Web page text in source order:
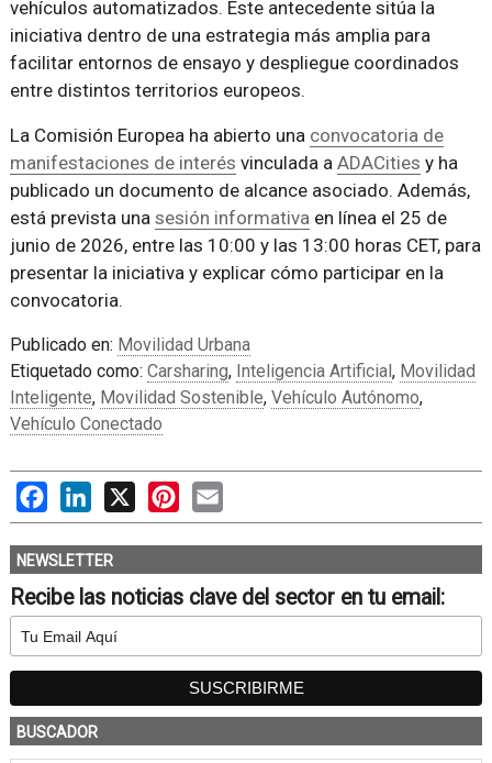
vehículos automatizados. Este antecedente sitúa la
iniciativa dentro de una estrategia más amplia para
facilitar entornos de ensayo y despliegue coordinados
entre distintos territorios europeos.
La Comisión Europea ha abierto una convocatoria de
manifestaciones de interés vinculada a ADACities y ha
publicado un documento de alcance asociado. Además,
está prevista una sesión informativaen línea el 25 de
junio de 2026, entre las 10:00 y las 13:00 horas CET, para
presentar la iniciativa y explicar cómo participar en la
convocatoria.
Publicado en: Movilidad Urbana
Etiquetado como: Carsharing, Inteligencia Artificial, Movilidad
Inteligente, Movilidad Sostenible, Vehículo Autónomo,
Vehículo Conectado
FacebookLinkedIn
X PinterestEmail
NEWSLETTER
Recibe las noticias clave del sector en tu email:
BUSCADOR